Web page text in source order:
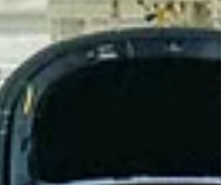
estrear sistema Super Híbrida Plug-In
compatível com biocombustível (etanol)
desenvolvido, propositadamente, para o
mercado brasileiro. A tecnologia foi
apresentada durante a inauguração de linha
de produção nova da BYD em Camaça